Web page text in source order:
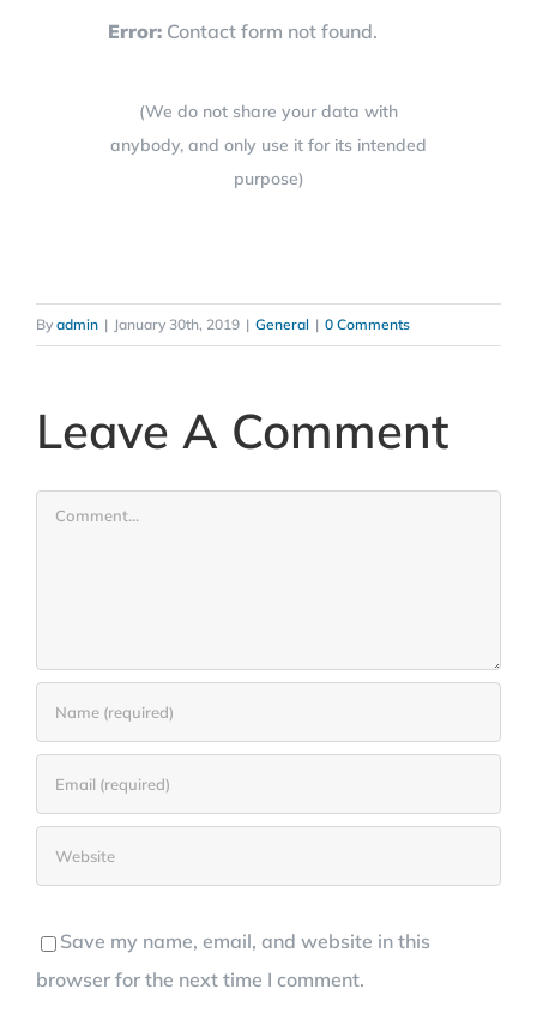
Error: Contact form not found.
(We do not share your data with
anybody, and only use it for its intended
purpose)
By admin | January 30th, 2019 | General | 0 Comments
Leave A Comment
Comment
Save my name, email, and website in this
browser for the next time I comment.